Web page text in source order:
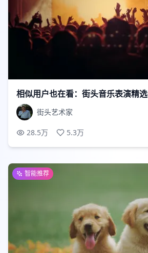
相似用户也在看：街头音乐表演精选
街头艺术家
28.5万 5.3万
智能推荐